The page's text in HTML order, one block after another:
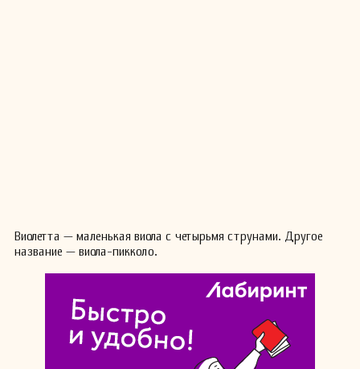
Виолетта — маленькая виола с четырьмя струнами. Другое
название — виола-пикколо.